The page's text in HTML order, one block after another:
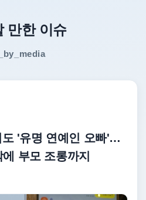
만한 이슈
'유명 연예인 오빠'…
부모 조롱까지